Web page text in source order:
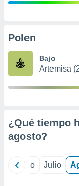
publicidad
de
Polen
Bajo
Artemisa
¿Qué tiempo
agosto?
Junio Julio